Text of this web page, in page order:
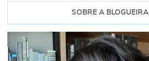
SOBRE A BLOGUEIRA